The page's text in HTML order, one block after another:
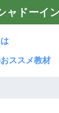
ャドーイ
ススメ教材